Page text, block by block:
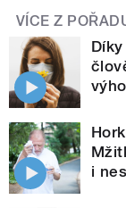
VÍCE Z
i